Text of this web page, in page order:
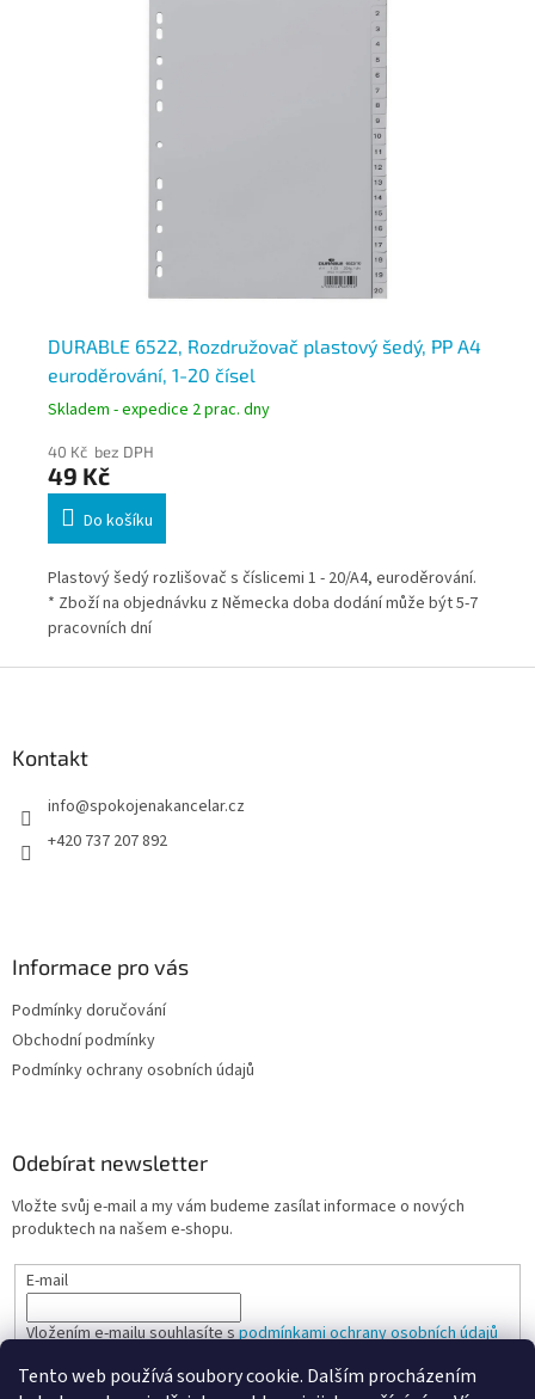
Tento web používá soubory cookie. Dalším procházením
DURABLE 6522, Rozdružovač plastový šedý, PP A4
euroděrování, 1-20 čísel
Skladem - expedice 2 prac. dny
40 Kč bez DPH
49 Kč
Do košíku
Plastový šedý rozlišovač s číslicemi 1 - 20/A4, euroděrování.
* Zboží na objednávku z Německa doba dodání může být 5-7
pracovních dní
Kontakt
info@spokojenakancelar.cz
+420 737 207 892
Informace pro vás
Podmínky doručování
Obchodní podmínky
Podmínky ochrany osobních údajů
Odebírat newsletter
Vložte svůj e-mail a my vám budeme zasílat informace o nových
produktech na našem e-shopu.
E-mail
Vložením e-mailu souhlasíte spodmínkami ochrany osobních údajů
PŘIHLÁSIT SE